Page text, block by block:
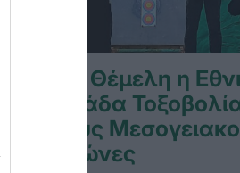
Με Θέμελη η
Ομάδα
τους
αγώνες